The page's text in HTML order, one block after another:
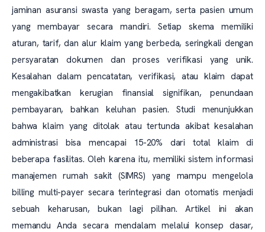
jaminan asuransi swasta yang beragam, serta pasien umum
yang membayar secara mandiri. Setiap skema memiliki
aturan, tarif, dan alur klaim yang berbeda, seringkali dengan
persyaratan dokumen dan proses verifikasi yang unik.
Kesalahan dalam pencatatan, verifikasi, atau klaim dapat
mengakibatkan kerugian finansial signifikan, penundaan
pembayaran, bahkan keluhan pasien. Studi menunjukkan
bahwa klaim yang ditolak atau tertunda akibat kesalahan
administrasi bisa mencapai 15-20% dari total klaim di
beberapa fasilitas. Oleh karena itu, memiliki sistem informasi
manajemen rumah sakit (SIMRS) yang mampu mengelola
billing multi-payer secara terintegrasi dan otomatis menjadi
sebuah keharusan, bukan lagi pilihan. Artikel ini akan
memandu Anda secara mendalam melalui konsep dasar,